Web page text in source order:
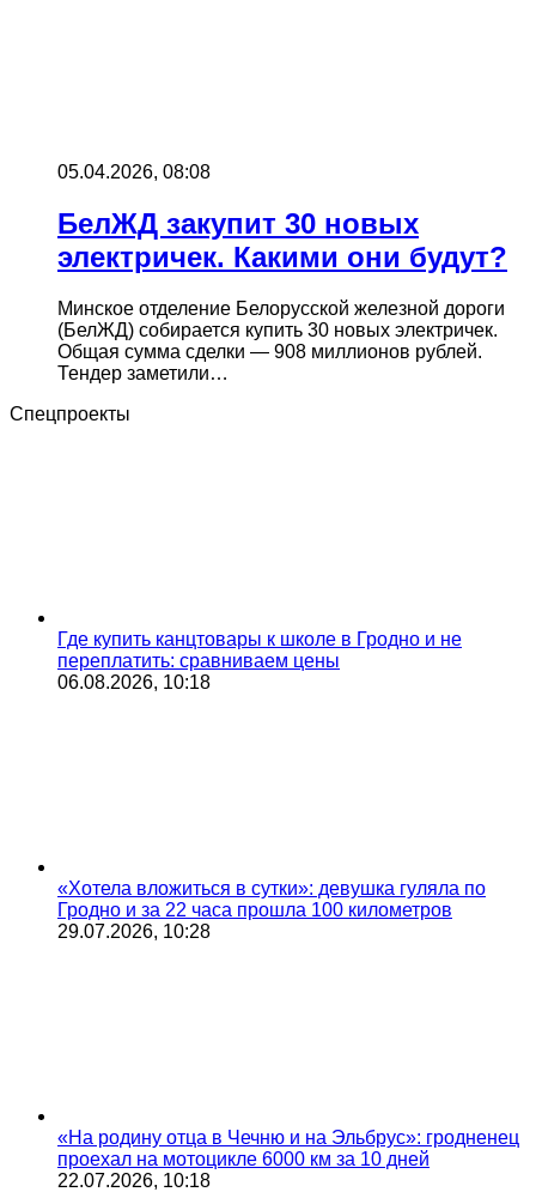
05.04.2026, 08:08
БелЖД закупит 30 новых
электричек. Какими они будут?
Минское отделение Белорусской железной дороги
(БелЖД) собирается купить 30 новых электричек.
Общая сумма сделки — 908 миллионов рублей.
Тендер заметили…
Спецпроекты
Где купить канцтовары к школе в Гродно и не
переплатить: сравниваем цены
06.08.2026, 10:18
«Хотела вложиться в сутки»: девушка гуляла по
Гродно и за 22 часа прошла 100 километров
29.07.2026, 10:28
«На родину отца в Чечню и на Эльбрус»: гродненец
проехал на мотоцикле 6000 км за 10 дней
22.07.2026, 10:18